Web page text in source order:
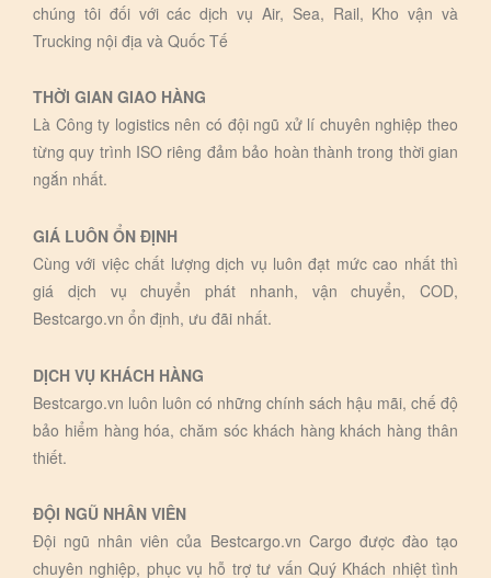
chúng tôi đối với các dịch vụ Air, Sea, Rail, Kho vận và
Trucking nội địa và Quốc Tế
THỜI GIAN GIAO HÀNG
Là Công ty logistics nên có đội ngũ xử lí chuyên nghiệp theo
từng quy trình ISO riêng đảm bảo hoàn thành trong thời gian
ngắn nhất.
GIÁ LUÔN ỔN ĐỊNH
Cùng với việc chất lượng dịch vụ luôn đạt mức cao nhất thì
giá dịch vụ chuyển phát nhanh, vận chuyển, COD,
Bestcargo.vn ổn định, ưu đãi nhất.
DỊCH VỤ KHÁCH HÀNG
Bestcargo.vn luôn luôn có những chính sách hậu mãi, chế độ
bảo hiểm hàng hóa, chăm sóc khách hàng khách hàng thân
thiết.
ĐỘI NGŨ NHÂN VIÊN
Đội ngũ nhân viên của Bestcargo.vn Cargo được đào tạo
chuyên nghiệp, phục vụ hỗ trợ tư vấn Quý Khách nhiệt tình